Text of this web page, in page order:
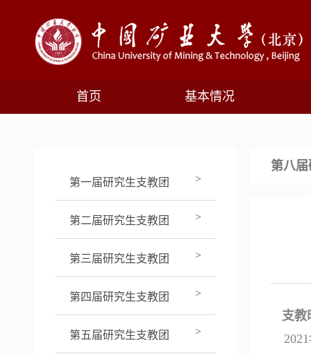
首页 基本情况
第一届研究生支教团 >
第二届研究生支教团 >
第三届研究生支教团 >
第四届研究生支教团 >
第五届研究生支教团 >
第八
支教
2021